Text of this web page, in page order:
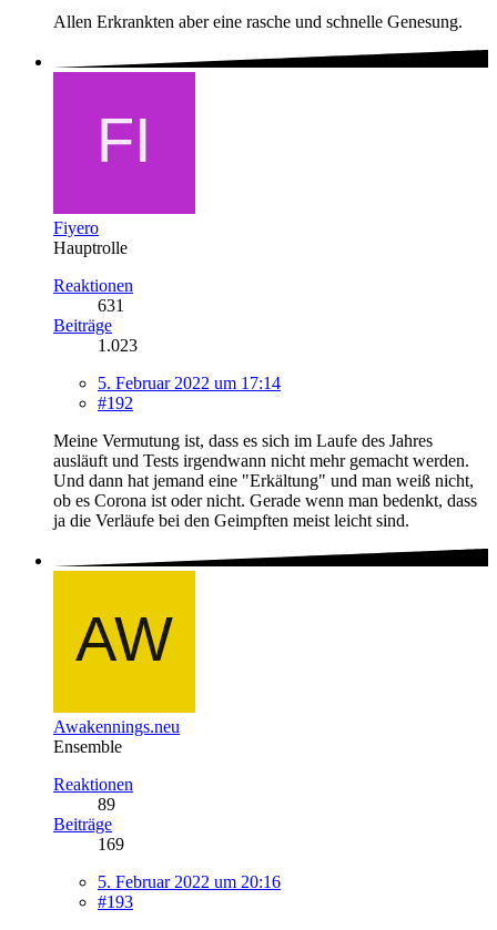
Allen Erkrankten aber eine rasche und schnelle Genesung.
Fiyero
Hauptrolle
Reaktionen
631
Beiträge
1.023
5. Februar 2022 um 17:14
#192
Meine Vermutung ist, dass es sich im Laufe des Jahres
ausläuft und Tests irgendwann nicht mehr gemacht werden.
Und dann hat jemand eine "Erkältung" und man weiß nicht,
ob es Corona ist oder nicht. Gerade wenn man bedenkt, dass
ja die Verläufe bei den Geimpften meist leicht sind.
Awakennings.neu
Ensemble
Reaktionen
89
Beiträge
169
5. Februar 2022 um 20:16
#193